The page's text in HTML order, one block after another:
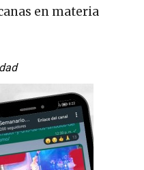
en materia